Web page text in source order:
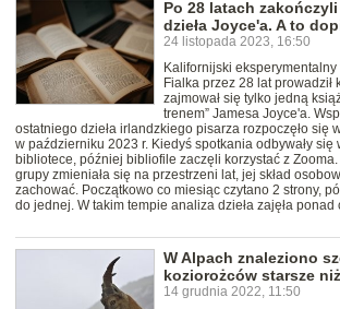
Po 28 latach
dzieła Joyce'a. A to
24 listopada 2023, 16:50
Kalifornijski
Fialka przez 28 lat prowadził
zajmował się tylko jedną
trenem” Jamesa Joyce'a.
ostatniego dzieła irlandzkiego pisarza rozpoczęło się
w październiku 2023 r. Kiedyś spotkania odbywały się
bibliotece, później bibliofile zaczęli korzystać z
grupy zmieniała się na przestrzeni lat, jej skład
zachować. Początkowo co miesiąc czytano 2 strony,
do jednej. W takim tempie analiza dzieła zajęła ponad
W Alpach znaleziono
koziorożców starsze
14 grudnia 2022, 11:50